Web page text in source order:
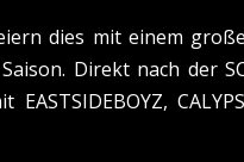
dies mit einem
Direkt nach der